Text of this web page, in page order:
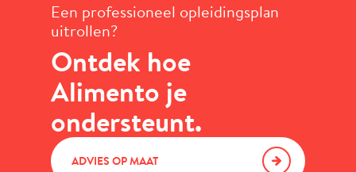
Ontdek hoe
Alimento je
ondersteunt.
Een professioneel opleidingsplan
uitrollen?
ADVIES OP MAAT